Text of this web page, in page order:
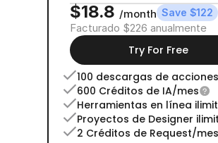
$18.8 /month Save $122
Facturado $226 anualmente
Try For Free
100 descargas de
600 Créditos de IA/mes
Herramientas en línea
Proyectos de Designer
2 Créditos de Request/mes